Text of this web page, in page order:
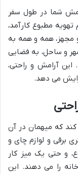
شما در طول سفر
مطبوع کارآمد،
مجهز، همه و همه به
و ساحل، به فضایی
این آرامش و راحتی،
می دهد.
که میهمان در آن
برقی و لوازم چای و
و حتی یک میز کار
را می دهند. این